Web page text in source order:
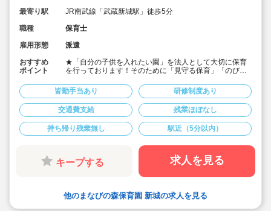
最寄り駅
JR南武線「武蔵新城駅」徒歩5分
職種
保育士
雇用形態
派遣
おすすめ
ポイント
★「自分の子供を入れたい園」を法人として大切に保育
を行っております！そのために「見守る保育」「のびの
す♪
★保育士専任のコンサルタントがあなたの派遣就業を安
心サポートいたします
★武蔵新城駅より徒歩5分の定員40名の認可保育園！
★時給1,600円の求人です！
★勤務条件等相談可能です！
キララサポートで派遣就業する3つのメリット
・求人提案から就業後のサポートまで専任コンサルタン
トが細やかに対応します
・手当や福利厚生については当社独自のサービスもご用
ったサポートに定評があります
皆勤手当あり 研修制度あり
交通費支給 残業ほぼなし
持ち帰り残業無し 駅近（5分以内）
キープする 求人を見る
他のまなびの森保育園 新城の求人を見る